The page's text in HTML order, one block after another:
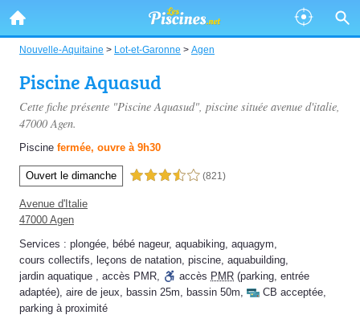
Nouvelle-Aquitaine > Lot-et-Garonne > Agen
Piscine Aquasud
Cette fiche présente "Piscine Aquasud", piscine située avenue d'italie,
47000 Agen.
Piscine fermée, ouvre à 9h30
Ouvert le dimanche 3,5 étoiles sur 5 (821)
Avenue d'Italie
47000 Agen
Services : plongée, bébé nageur, aquabiking, aquagym,
cours collectifs, leçons de natation, piscine, aquabuilding,
jardin aquatique , accès PMR, accès PMR (parking, entrée
adaptée), aire de jeux, bassin 25m, bassin 50m, CB acceptée,
parking à proximité